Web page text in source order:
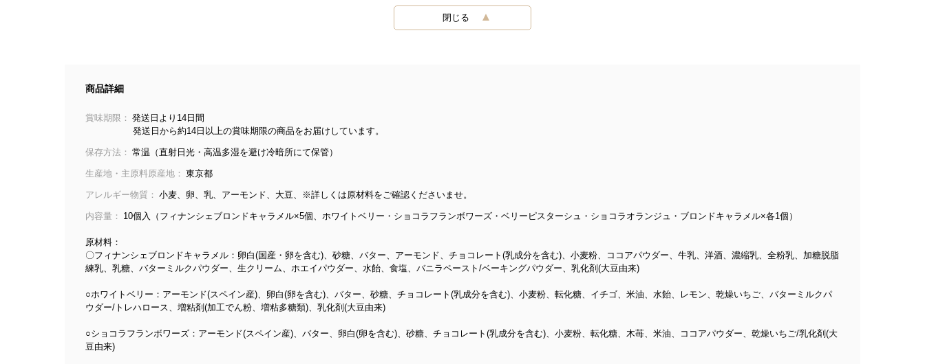
閉じる
商品詳細
賞味期限： 発送日より14日間
発送日から約14日以上の賞味期限の商品をお届けしています。
保存方法： 常温（直射日光・高温多湿を避け冷暗所にて保管）
生産地・主原料原産地： 東京都
アレルギー物質： 小麦、卵、乳、アーモンド、大豆、※詳しくは原材料をご確認くださいませ。
内容量： 10個入（フィナンシェブロンドキャラメル×5個、ホワイトベリー・ショコラフランボワーズ・ベリーピスターシュ・ショコラオランジュ・ブロンドキャラメル×各1個）
原材料：
〇フィナンシェブロンドキャラメル：卵白(国産・卵を含む)、砂糖、バター、アーモンド、チョコレート(乳成分を含む)、小麦粉、ココアパウダー、牛乳、洋酒、濃縮乳、全粉乳、加糖脱脂
練乳、乳糖、バターミルクパウダー、生クリーム、ホエイパウダー、水飴、食塩、バニラペースト/ベーキングパウダー、乳化剤(大豆由来)
○ホワイトベリー：アーモンド(スペイン産)、卵白(卵を含む)、バター、砂糖、チョコレート(乳成分を含む)、小麦粉、転化糖、イチゴ、米油、水飴、レモン、乾燥いちご、バターミルクパ
ウダー/トレハロース、増粘剤(加工でん粉、増粘多糖類)、乳化剤(大豆由来)
○ショコラフランボワーズ：アーモンド(スペイン産)、バター、卵白(卵を含む)、砂糖、チョコレート(乳成分を含む)、小麦粉、転化糖、木苺、米油、ココアパウダー、乾燥いちご/乳化剤(大
豆由来)